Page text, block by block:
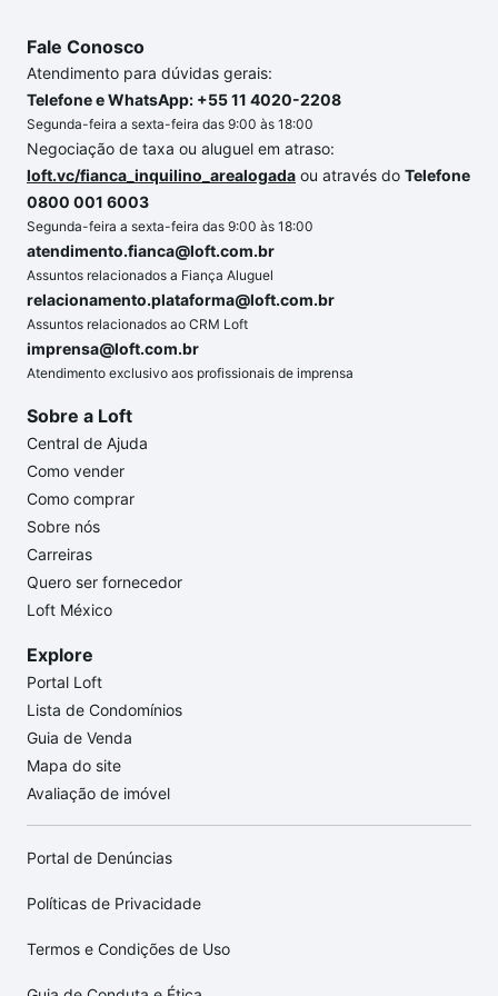
Fale Conosco
Atendimento para dúvidas gerais:
Telefone e WhatsApp: +55 11 4020-2208
Segunda-feira a sexta-feira das 9:00 às 18:00
Negociação de taxa ou aluguel em atraso:
loft.vc/fianca_inquilino_arealogada ou através do Telefone
0800 001 6003
Segunda-feira a sexta-feira das 9:00 às 18:00
atendimento.fianca@loft.com.br
Assuntos relacionados a Fiança Aluguel
relacionamento.plataforma@loft.com.br
Assuntos relacionados ao CRM Loft
imprensa@loft.com.br
Atendimento exclusivo aos profissionais de imprensa
Sobre a Loft
Central de Ajuda
Como vender
Como comprar
Sobre nós
Carreiras
Quero ser fornecedor
Loft México
Explore
Portal Loft
Lista de Condomínios
Guia de Venda
Mapa do site
Avaliação de imóvel
Portal de Denúncias
Políticas de Privacidade
Termos e Condições de Uso